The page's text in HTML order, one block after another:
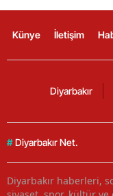
Künye İletişim
Diyarbakır
# Diyarbakır Net.
Diyarbakır haberleri,